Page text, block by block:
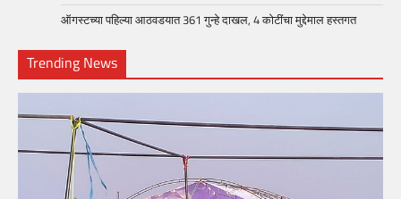
ऑगस्टच्या पहिल्या आठवडयात 361 गुन्हे दाखल, 4 कोटींचा मुद्देमाल हस्तगत
Trending News